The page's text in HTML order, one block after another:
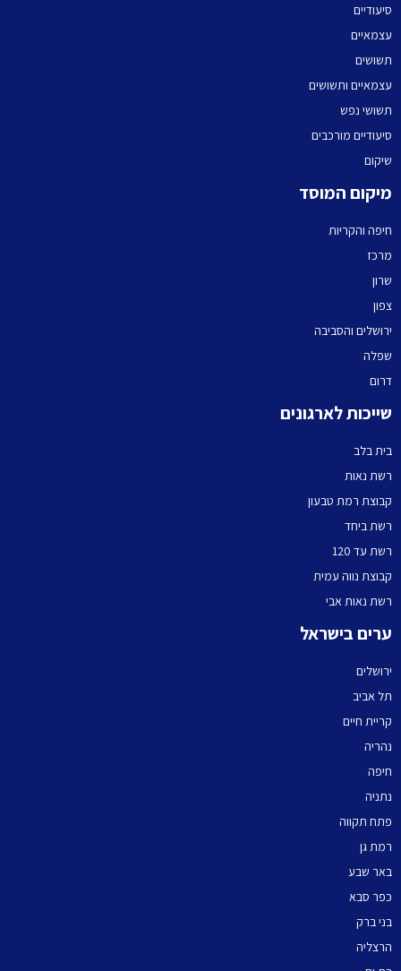
סיעודיים
עצמאיים
תשושים
עצמאיים ותשושים
תשושי נפש
סיעודיים מורכבים
שיקום
מיקום המוסד
חיפה והקריות
מרכז
שרון
צפון
ירושלים והסביבה
שפלה
דרום
שייכות לארגונים
בית בלב
רשת נאות
קבוצת רמת טבעון
רשת ביחד
רשת עד 120
קבוצת נווה עמית
רשת נאות אבי
ערים בישראל
ירושלים
תל אביב
קריית חיים
נהריה
חיפה
נתניה
פתח תקווה
רמת גן
באר שבע
כפר סבא
בני ברק
הרצליה